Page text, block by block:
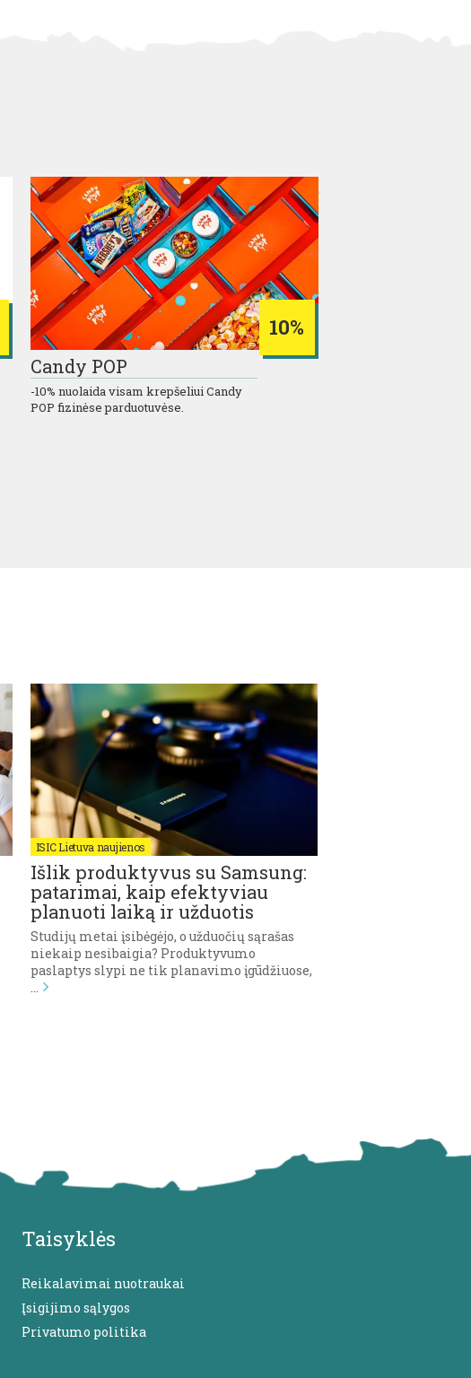
10%
Candy POP
-10% nuolaida visam krepšeliui Candy
POP fizinėse parduotuvėse.
ISIC Lietuva naujienos
Išlik produktyvus su Samsung:
patarimai, kaip efektyviau
planuoti laiką ir užduotis
Studijų metai įsibėgėjo, o užduočių sąrašas
niekaip nesibaigia? Produktyvumo
paslaptys slypi ne tik planavimo įgūdžiuose,
…
Taisyklės
Reikalavimai nuotraukai
Įsigijimo sąlygos
Privatumo politika